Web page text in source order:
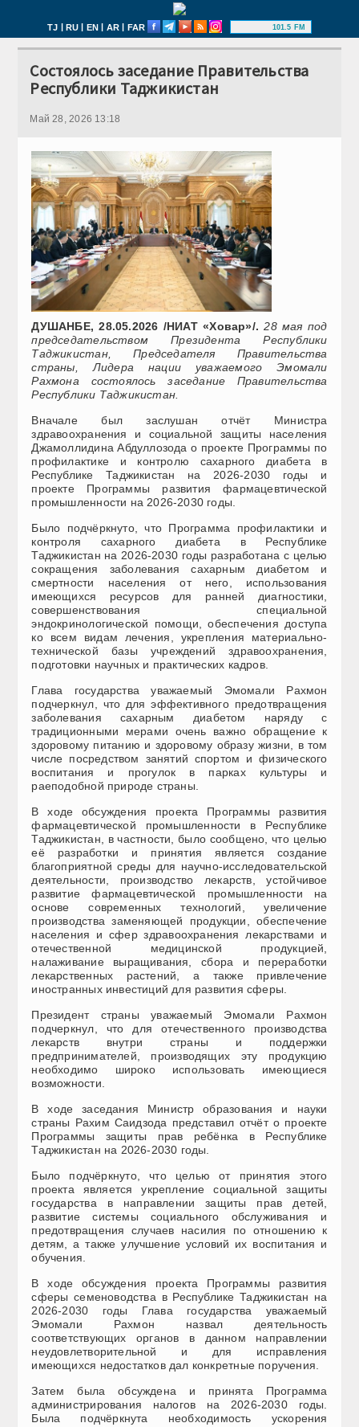
TJ | RU | EN | AR | FAR 101.5 FM
Состоялось заседание Правительства
Республики Таджикистан
Май 28, 2026 13:18
ДУШАНБЕ, 28.05.2026 /НИАТ «Ховар»/. 28 мая под
председательством Президента Республики
Таджикистан, Председателя Правительства
страны, Лидера нации уважаемого Эмомали
Рахмона состоялось заседание Правительства
Республики Таджикистан.
Вначале был заслушан отчёт Министра
здравоохранения и социальной защиты населения
Джамоллидина Абдуллозода о проекте Программы по
профилактике и контролю сахарного диабета в
Республике Таджикистан на 2026-2030 годы и
проекте Программы развития фармацевтической
промышленности на 2026-2030 годы.
Было подчёркнуто, что Программа профилактики и
контроля сахарного диабета в Республике
Таджикистан на 2026-2030 годы разработана с целью
сокращения заболевания сахарным диабетом и
смертности населения от него, использования
имеющихся ресурсов для ранней диагностики,
совершенствования специальной
эндокринологической помощи, обеспечения доступа
ко всем видам лечения, укрепления материально-
технической базы учреждений здравоохранения,
подготовки научных и практических кадров.
Глава государства уважаемый Эмомали Рахмон
подчеркнул, что для эффективного предотвращения
заболевания сахарным диабетом наряду с
традиционными мерами очень важно обращение к
здоровому питанию и здоровому образу жизни, в том
числе посредством занятий спортом и физического
воспитания и прогулок в парках культуры и
раеподобной природе страны.
В ходе обсуждения проекта Программы развития
фармацевтической промышленности в Республике
Таджикистан, в частности, было сообщено, что целью
её разработки и принятия является создание
благоприятной среды для научно-исследовательской
деятельности, производство лекарств, устойчивое
развитие фармацевтической промышленности на
основе современных технологий, увеличение
производства заменяющей продукции, обеспечение
населения и сфер здравоохранения лекарствами и
отечественной медицинской продукцией,
налаживание выращивания, сбора и переработки
лекарственных растений, а также привлечение
иностранных инвестиций для развития сферы.
Президент страны уважаемый Эмомали Рахмон
подчеркнул, что для отечественного производства
лекарств внутри страны и поддержки
предпринимателей, производящих эту продукцию
необходимо широко использовать имеющиеся
возможности.
В ходе заседания Министр образования и науки
страны Рахим Саидзода представил отчёт о проекте
Программы защиты прав ребёнка в Республике
Таджикистан на 2026-2030 годы.
Было подчёркнуто, что целью от принятия этого
проекта является укрепление социальной защиты
государства в направлении защиты прав детей,
развитие системы социального обслуживания и
предотвращения случаев насилия по отношению к
детям, а также улучшение условий их воспитания и
обучения.
В ходе обсуждения проекта Программы развития
сферы семеноводства в Республике Таджикистан на
2026-2030 годы Глава государства уважаемый
Эмомали Рахмон назвал деятельность
соответствующих органов в данном направлении
неудовлетворительной и для исправления
имеющихся недостатков дал конкретные поручения.
Затем была обсуждена и принята Программа
администрирования налогов на 2026-2030 годы.
Была подчёркнута необходимость ускорения